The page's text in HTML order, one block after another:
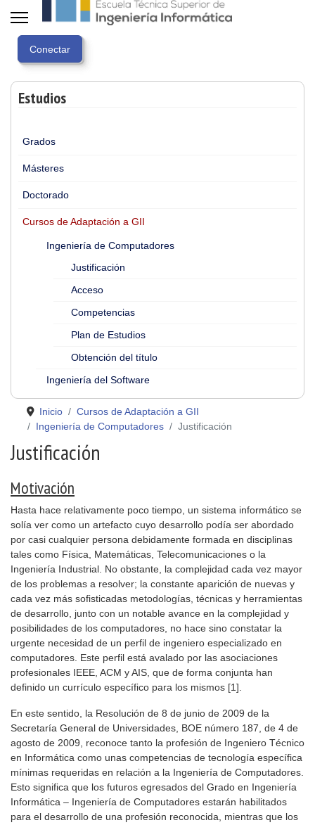
Estudios
Grados
Másteres
Doctorado
Cursos de Adaptación a GII
Ingeniería de Computadores
Justificación
Acceso
Competencias
Plan de Estudios
Obtención del título
Ingeniería del Software
Inicio
Cursos de Adaptación a GII
Ingeniería de Computadores
Justificación
Justificación
Motivación
Hasta hace relativamente poco tiempo, un sistema informático se
solía ver como un artefacto cuyo desarrollo podía ser abordado
por casi cualquier persona debidamente formada en disciplinas
tales como Física, Matemáticas, Telecomunicaciones o la
Ingeniería Industrial. No obstante, la complejidad cada vez mayor
de los problemas a resolver; la constante aparición de nuevas y
cada vez más sofisticadas metodologías, técnicas y herramientas
de desarrollo, junto con un notable avance en la complejidad y
posibilidades de los computadores, no hace sino constatar la
urgente necesidad de un perfil de ingeniero especializado en
computadores. Este perfil está avalado por las asociaciones
profesionales IEEE, ACM y AIS, que de forma conjunta han
definido un currículo específico para los mismos [1].
En este sentido, la Resolución de 8 de junio de 2009 de la
Secretaría General de Universidades, BOE número 187, de 4 de
agosto de 2009, reconoce tanto la profesión de Ingeniero Técnico
en Informática como unas competencias de tecnología específica
mínimas requeridas en relación a la Ingeniería de Computadores.
Esto significa que los futuros egresados del Grado en Ingeniería
Informática – Ingeniería de Computadores estarán habilitados
para el desarrollo de una profesión reconocida, mientras que los